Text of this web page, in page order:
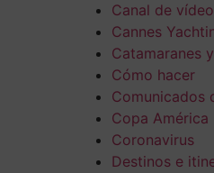
Canal de vídeo
Cannes
Catamaranes
Cómo hacer
Comunicados
Copa América
Coronavirus
Destinos e